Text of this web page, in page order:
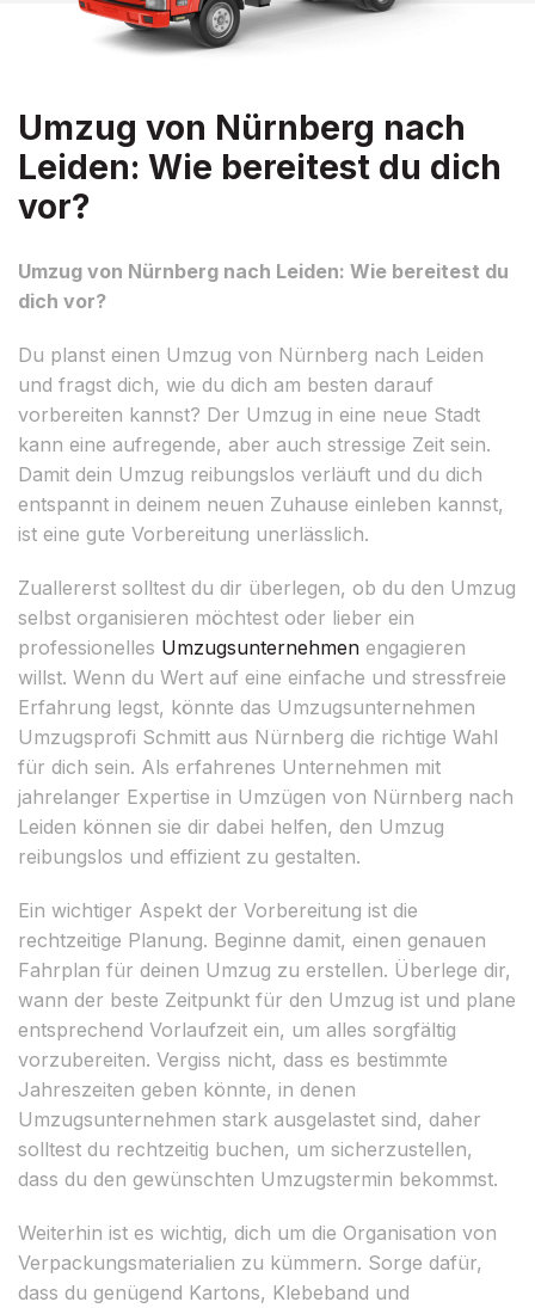
Umzug von Nürnberg nach
Leiden: Wie bereitest du dich
vor?
Umzug von Nürnberg nach Leiden: Wie bereitest du
dich vor?
Du planst einen Umzug von Nürnberg nach Leiden
und fragst dich, wie du dich am besten darauf
vorbereiten kannst? Der Umzug in eine neue Stadt
kann eine aufregende, aber auch stressige Zeit sein.
Damit dein Umzug reibungslos verläuft und du dich
entspannt in deinem neuen Zuhause einleben kannst,
ist eine gute Vorbereitung unerlässlich.
Zuallererst solltest du dir überlegen, ob du den Umzug
selbst organisieren möchtest oder lieber ein
professionelles Umzugsunternehmen engagieren
willst. Wenn du Wert auf eine einfache und stressfreie
Erfahrung legst, könnte das Umzugsunternehmen
Umzugsprofi Schmitt aus Nürnberg die richtige Wahl
für dich sein. Als erfahrenes Unternehmen mit
jahrelanger Expertise in Umzügen von Nürnberg nach
Leiden können sie dir dabei helfen, den Umzug
reibungslos und effizient zu gestalten.
Ein wichtiger Aspekt der Vorbereitung ist die
rechtzeitige Planung. Beginne damit, einen genauen
Fahrplan für deinen Umzug zu erstellen. Überlege dir,
wann der beste Zeitpunkt für den Umzug ist und plane
entsprechend Vorlaufzeit ein, um alles sorgfältig
vorzubereiten. Vergiss nicht, dass es bestimmte
Jahreszeiten geben könnte, in denen
Umzugsunternehmen stark ausgelastet sind, daher
solltest du rechtzeitig buchen, um sicherzustellen,
dass du den gewünschten Umzugstermin bekommst.
Weiterhin ist es wichtig, dich um die Organisation von
Verpackungsmaterialien zu kümmern. Sorge dafür,
dass du genügend Kartons, Klebeband und